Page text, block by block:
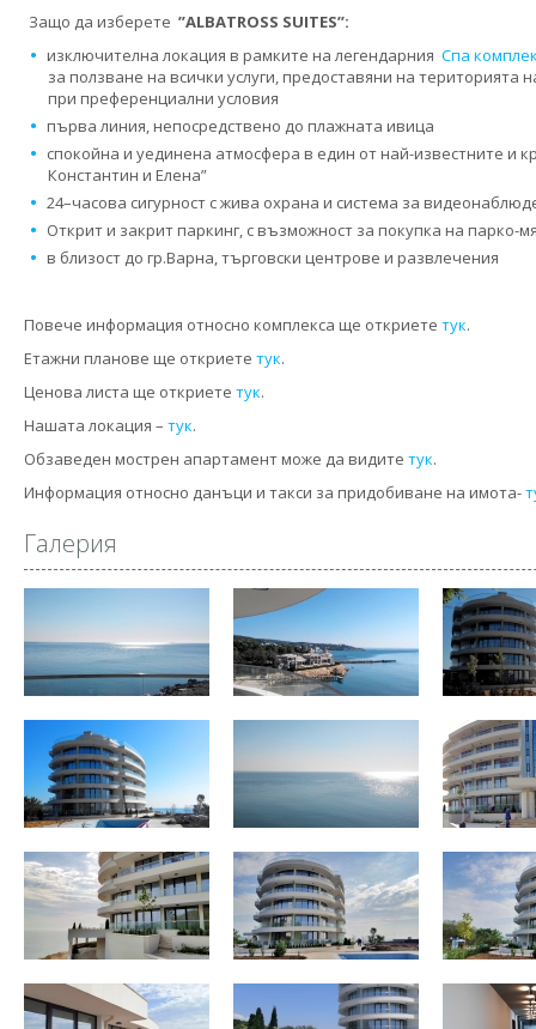
Защо да изберете ”ALBATROSS SUITES’’:
изключителна локация в рамките на легендарния Спа
за ползване на всички услуги, предоставяни на територията
при преференциални условия
първа линия, непосредствено до плажната ивица
спокойна и уединена атмосфера в един от най-известните и
Константин и Елена”
24–часова сигурност с жива охрана и система за
Открит и закрит паркинг, с възможност за покупка на парко-
в близост до гр.Варна, търговски центрове и развлечения
Повече информация относно комплекса ще откриете тук.
Етажни планове ще откриете тук.
Ценова листа ще откриете тук.
Нашата локация – тук.
Обзаведен мострен апартамент може да видите тук.
Информация относно данъци и такси за придобиване на имота-
Галерия